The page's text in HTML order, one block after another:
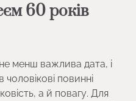
60 років
менш важлива дата, і
повинні
а й повагу. Для